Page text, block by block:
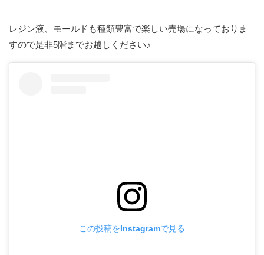
レジン液、モールドも種類豊富で楽しい売場になっておりま
すので是非5階までお越しください♪
この投稿をInstagramで見る